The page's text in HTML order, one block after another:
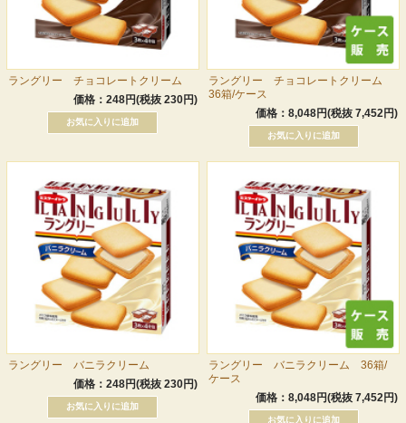
ラングリー チョコレートクリーム
価格：248円(税抜 230円)
ラングリー チョコレートクリーム
36箱/ケース
価格：8,048円(税抜 7,452円)
ラングリー バニラクリーム
価格：248円(税抜 230円)
ラングリー バニラクリーム 36箱/
ケース
価格：8,048円(税抜 7,452円)